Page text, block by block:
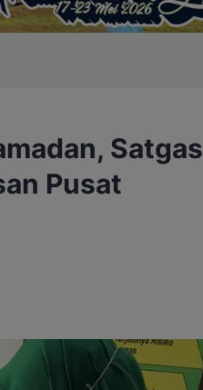
Satgas
Pusat